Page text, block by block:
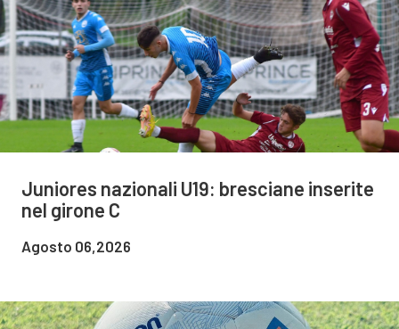
Juniores nazionali U19: bresciane inserite
nel girone C
Agosto 06,2026